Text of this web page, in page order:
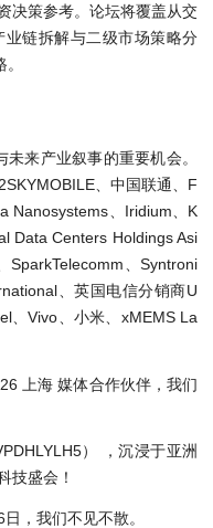
决策参考。论坛将覆盖从交
链拆解与二级市场策略分
来产业叙事的重要机会。
、中国联通、F
Nanosystems、Iridium、K
Data Centers Holdings Asi
SparkTelecomm、Syntroni
、英国电信分销商U
、Vivo、小米、xMEMS La
上海 媒体合作伙伴，我们
） ，沉浸于亚洲
技盛会！
，我们不见不散。